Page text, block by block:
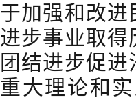
于加强和改
进步事业取
团结进步促
重大理论和